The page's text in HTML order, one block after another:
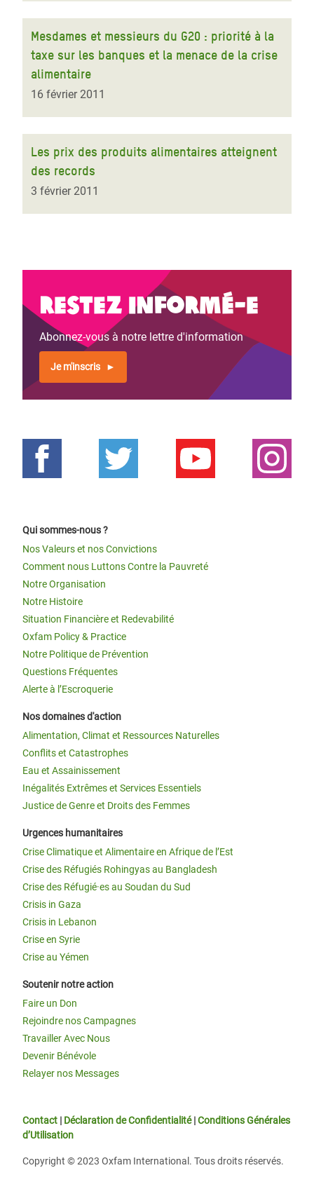
Mesdames et messieurs du G20 : priorité à la
taxe sur les banques et la menace de la crise
alimentaire
16 février 2011
Les prix des produits alimentaires atteignent
des records
3 février 2011
Restez informé-e
Abonnez-vous à notre lettre d'information
Je m'inscris
Qui sommes-nous ?
Nos Valeurs et nos Convictions
Comment nous Luttons Contre la Pauvreté
Notre Organisation
Notre Histoire
Situation Financière et Redevabilité
Oxfam Policy & Practice
Notre Politique de Prévention
Questions Fréquentes
Alerte à l’Escroquerie
Nos domaines d'action
Alimentation, Climat et Ressources Naturelles
Conflits et Catastrophes
Eau et Assainissement
Inégalités Extrêmes et Services Essentiels
Justice de Genre et Droits des Femmes
Urgences humanitaires
Crise Climatique et Alimentaire en Afrique de l’Est
Crise des Réfugiés Rohingyas au Bangladesh
Crise des Réfugié·es au Soudan du Sud
Crisis in Gaza
Crisis in Lebanon
Crise en Syrie
Crise au Yémen
Soutenir notre action
Faire un Don
Rejoindre nos Campagnes
Travailler Avec Nous
Devenir Bénévole
Relayer nos Messages
Contact | Déclaration de Confidentialité|Conditions Générales
d’Utilisation
Copyright © 2023 Oxfam International. Tous droits réservés.